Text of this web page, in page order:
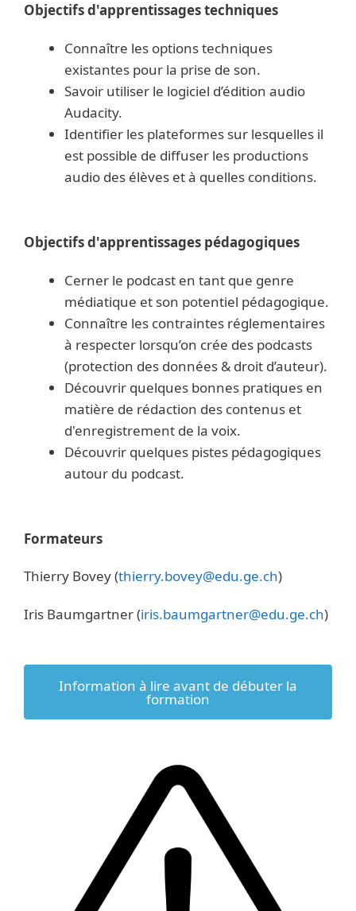
Objectifs d'apprentissages techniques
Connaître les options techniques
existantes pour la prise de son.
Savoir utiliser le logiciel d’édition audio
Audacity.
Identifier les plateformes sur lesquelles il
est possible de diffuser les productions
audio des élèves et à quelles conditions.
Objectifs d'apprentissages pédagogiques
Cerner le podcast en tant que genre
médiatique et son potentiel pédagogique.
Connaître les contraintes réglementaires
à respecter lorsqu’on crée des podcasts
(protection des données & droit d’auteur).
Découvrir quelques bonnes pratiques en
matière de rédaction des contenus et
d'enregistrement de la voix.
Découvrir quelques pistes pédagogiques
autour du podcast.
Formateurs
Thierry Bovey (thierry.bovey@edu.ge.ch)
Iris Baumgartner (iris.baumgartner@edu.ge.ch)
Information à lire avant de débuter la
formation